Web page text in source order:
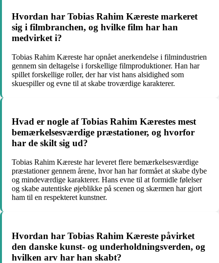
Hvordan har Tobias Rahim Kæreste markeret
sig i filmbranchen, og hvilke film har han
medvirket i?
Tobias Rahim Kæreste har opnået anerkendelse i filmindustrien
gennem sin deltagelse i forskellige filmproduktioner. Han har
spillet forskellige roller, der har vist hans alsidighed som
skuespiller og evne til at skabe troværdige karakterer.
Hvad er nogle af Tobias Rahim Kærestes mest
bemærkelsesværdige præstationer, og hvorfor
har de skilt sig ud?
Tobias Rahim Kæreste har leveret flere bemærkelsesværdige
præstationer gennem årene, hvor han har formået at skabe dybe
og mindeværdige karakterer. Hans evne til at formidle følelser
og skabe autentiske øjeblikke på scenen og skærmen har gjort
ham til en respekteret kunstner.
Hvordan har Tobias Rahim Kæreste påvirket
den danske kunst- og underholdningsverden, og
hvilken arv har han skabt?